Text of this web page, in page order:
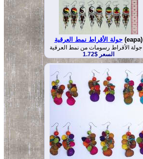
جولة الأقراط نمط العرقية(eapa)
جولة الأقراط رسومات من نمط العرقية
السعر $1.72